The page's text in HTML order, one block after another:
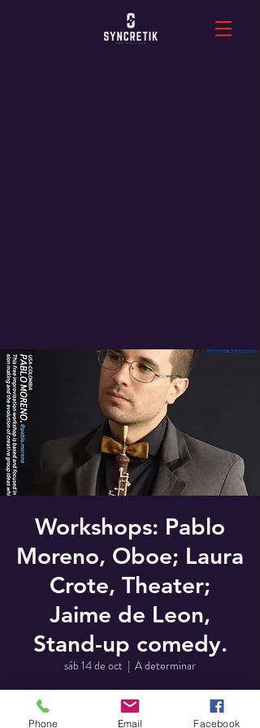
Workshops: Pablo
Moreno, Oboe; Laura
Crote, Theater;
Jaime de Leon,
Stand-up comedy.
sáb 14 de oct
  |
A determinar
Se ha cerrado la posibilidad de
Phone Email Facebook